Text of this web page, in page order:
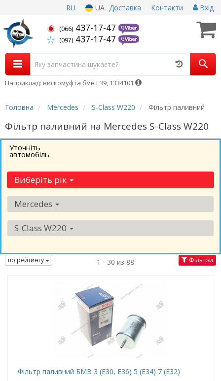
RU UA Доставка Контакти Вхід
(066) 437-17-47
(097) 437-17-47
Наприклад: вискомуфта бмв Е39, 1334101
Головна Mercedes S-Class W220 Фільтр паливний
Фільтр паливний на Mercedes S-Class W220
Уточніть
автомобіль:
Виберіть рік
Mercedes
S-Class W220
по рейтингу 1 - 30 из 88 Фільтри
Фільтр паливний БМВ 3 (Е30, Е36) 5 (Е34) 7 (Е32)